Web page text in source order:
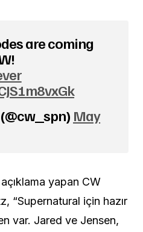
are coming
May
yapan CW
“Supernatural için hazır
var. Jared ve Jensen,